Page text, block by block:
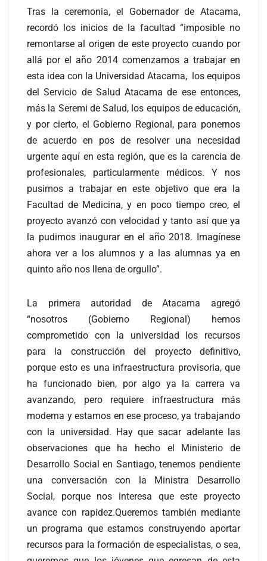
Tras la ceremonia, el Gobernador de Atacama,
recordó los inicios de la facultad “imposible no
remontarse al origen de este proyecto cuando por
allá por el año 2014 comenzamos a trabajar en
esta idea con la Universidad Atacama, los equipos
del Servicio de Salud Atacama de ese entonces,
más la Seremi de Salud, los equipos de educación,
y por cierto, el Gobierno Regional, para ponernos
de acuerdo en pos de resolver una necesidad
urgente aquí en esta región, que es la carencia de
profesionales, particularmente médicos. Y nos
pusimos a trabajar en este objetivo que era la
Facultad de Medicina, y en poco tiempo creo, el
proyecto avanzó con velocidad y tanto así que ya
la pudimos inaugurar en el año 2018. Imagínese
ahora ver a los alumnos y a las alumnas ya en
quinto año nos llena de orgullo”.
La primera autoridad de Atacama agregó
“nosotros (Gobierno Regional) hemos
comprometido con la universidad los recursos
para la construcción del proyecto definitivo,
porque esto es una infraestructura provisoria, que
ha funcionado bien, por algo ya la carrera va
avanzando, pero requiere infraestructura más
moderna y estamos en ese proceso, ya trabajando
con la universidad. Hay que sacar adelante las
observaciones que ha hecho el Ministerio de
Desarrollo Social en Santiago, tenemos pendiente
una conversación con la Ministra Desarrollo
Social, porque nos interesa que este proyecto
avance con rapidez.Queremos también mediante
un programa que estamos construyendo aportar
recursos para la formación de especialistas, o sea,